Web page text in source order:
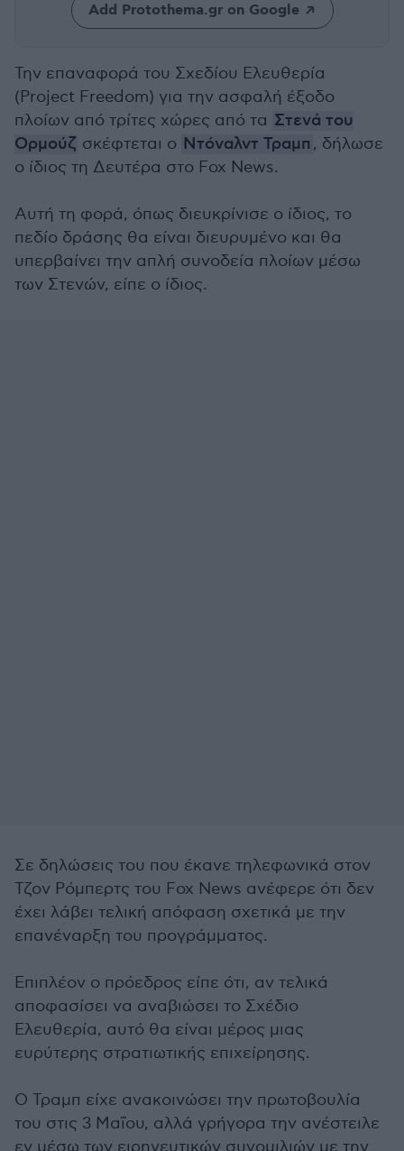
Add Protothema.gr on Google
Την επαναφορά του Σχεδίου Ελευθερία
(Project Freedom) για την ασφαλή έξοδο
πλοίων από τρίτες χώρες από τα Στενά του
Ορμούζ σκέφτεται ο Ντόναλντ Τραμπ , δήλωσε
ο ίδιος τη Δευτέρα στο Fox News.
Αυτή τη φορά, όπως διευκρίνισε ο ίδιος, το
πεδίο δράσης θα είναι διευρυμένο και θα
υπερβαίνει την απλή συνοδεία πλοίων μέσω
των Στενών, είπε ο ίδιος.
Σε δηλώσεις του που έκανε τηλεφωνικά στον
Τζον Ρόμπερτς του Fox News ανέφερε ότι δεν
έχει λάβει τελική απόφαση σχετικά με την
επανέναρξη του προγράμματος.
Επιπλέον ο πρόεδρος είπε ότι, αν τελικά
αποφασίσει να αναβιώσει το Σχέδιο
Ελευθερία, αυτό θα είναι μέρος μιας
ευρύτερης στρατιωτικής επιχείρησης.
Ο Τραμπ είχε ανακοινώσει την πρωτοβουλία
του στις 3 Μαΐου, αλλά γρήγορα την ανέστειλε
εν μέσω των ειρηνευτικών συνομιλιών με την